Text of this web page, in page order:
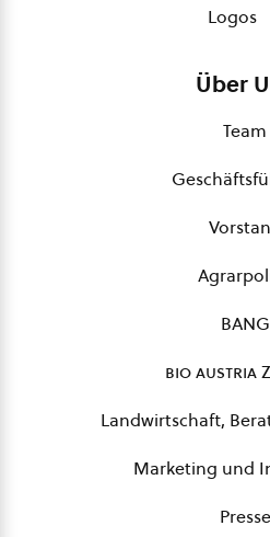
Logos
Über
Team
BANG
bio austria
Landwirtschaft,
Marketing und
Presse